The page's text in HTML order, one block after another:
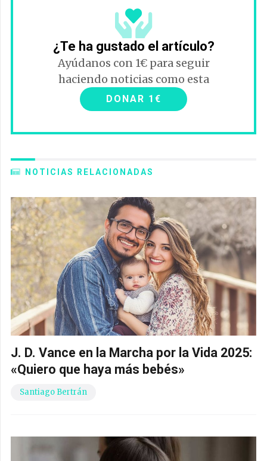
¿Te ha gustado el artículo?
Ayúdanos con 1€ para seguir
haciendo noticias como esta
DONAR 1€
NOTICIAS RELACIONADAS
J. D. Vance en la Marcha por la Vida 2025:
«Quiero que haya más bebés»
Santiago Bertrán